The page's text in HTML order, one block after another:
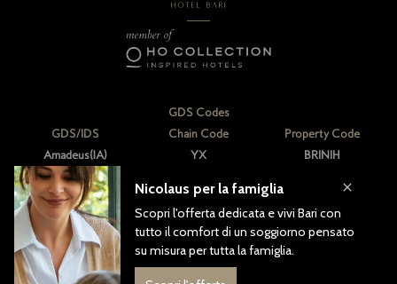
GDS Codes
GDS/IDS
Amadeus(1A)
Sabre(AA)
Galileo/Apollo(UA)
WorldSpan(1P)
PegsADS(WB)
Chain Code
YX
YX
YX
GL
Property Code
BRINIH
BRINIH
61075